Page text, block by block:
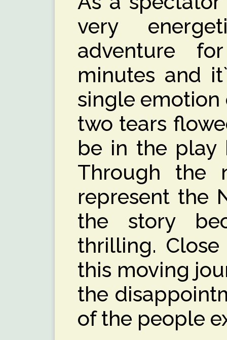
very
adventure
minutes and
single emotion
two tears
be in the play
Through the
represent the
the story
thrilling.
this moving
the
of the people